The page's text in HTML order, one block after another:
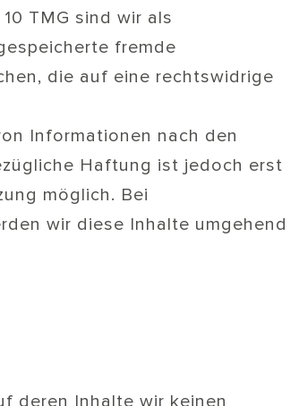
TMG sind wir als
fremde
die auf eine rechtswidrige
Informationen nach den
Haftung ist jedoch erst
möglich. Bei
wir diese Inhalte umgehend
deren Inhalte wir keinen